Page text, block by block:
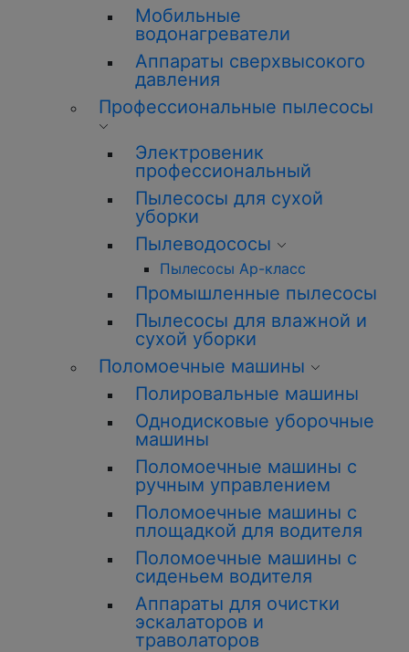
Мобильные
водонагреватели
Аппараты сверхвысокого
давления
Профессиональные пылесосы
Электровеник
профессиональный
Пылесосы для сухой
уборки
Пылеводососы
Пылесосы Ар-класс
Промышленные пылесосы
Пылесосы для влажной и
сухой уборки
Поломоечные машины
Полировальные машины
Однодисковые уборочные
машины
Поломоечные машины с
ручным управлением
Поломоечные машины с
площадкой для водителя
Поломоечные машины с
сиденьем водителя
Аппараты для очистки
эскалаторов и
траволаторов